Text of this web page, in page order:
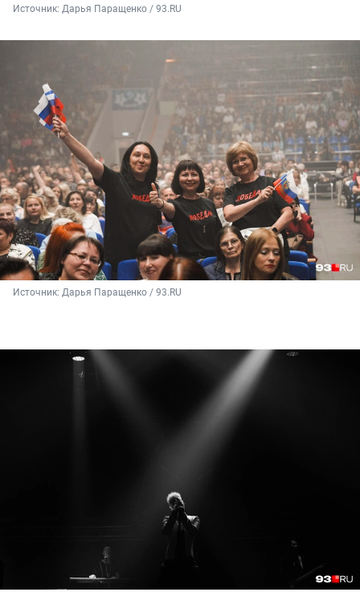
Источник: Дарья Паращенко / 93.RU
Источник: Дарья Паращенко / 93.RU